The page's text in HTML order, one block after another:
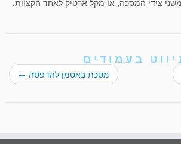
בעמודים
מסכת באטמן להדפסה ←